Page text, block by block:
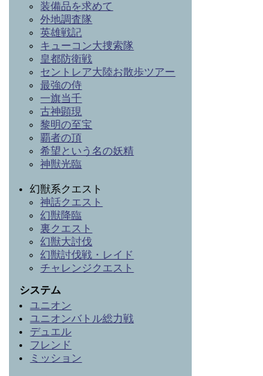
装備品を求めて
外地調査隊
英雄戦記
キューコン大捜索隊
皇都防衛戦
セントレア大陸お散歩ツアー
最強の侍
一旗当千
古神顕現
黎明の至宝
覇者の頂
希望という名の妖精
神獣光臨
幻獣系クエスト
神話クエスト
幻獣降臨
裏クエスト
幻獣大討伐
幻獣討伐戦・レイド
チャレンジクエスト
システム
ユニオン
ユニオンバトル総力戦
デュエル
フレンド
ミッション